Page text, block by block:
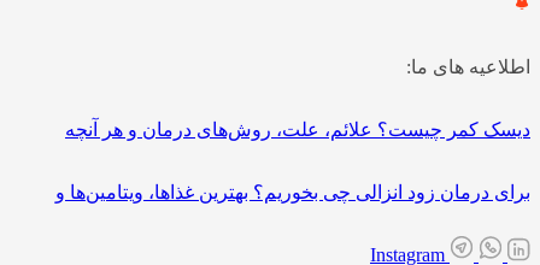
اطلاعیه های ما:
دیسک کمر چیست؟ علائم، علت، روش‌های درمان و هر آنچه
برای درمان زود انزالی چی بخوریم؟ بهترین غذاها، ویتامین‌ها و
Instagram